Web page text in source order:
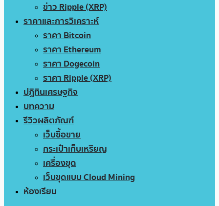
ข่าว Ripple (XRP)
ราคาและการวิเคราะห์
ราคา Bitcoin
ราคา Ethereum
ราคา Dogecoin
ราคา Ripple (XRP)
ปฏิทินเศรษฐกิจ
บทความ
รีวิวผลิตภัณฑ์
เว็บซื้อขาย
กระเป๋าเก็บเหรียญ
เครื่องขุด
เว็บขุดแบบ Cloud Mining
ห้องเรียน